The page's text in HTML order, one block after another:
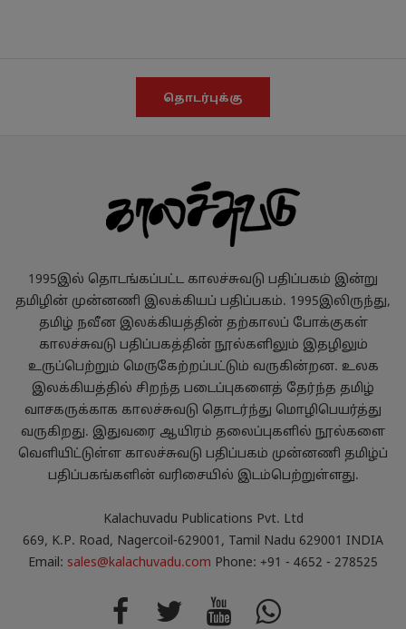
தொடர்புக்கு
1995இல் தொடங்கப்பட்ட காலச்சுவடு பதிப்பகம் இன்று
தமிழின் முன்னணி இலக்கியப் பதிப்பகம். 1995இலிருந்து,
தமிழ் நவீன இலக்கியத்தின் தற்காலப் போக்குகள்
காலச்சுவடு பதிப்பகத்தின் நூல்களிலும் இதழிலும்
உருப்பெற்றும் மெருகேற்றப்பட்டும் வருகின்றன. உலக
இலக்கியத்தில் சிறந்த படைப்புகளைத் தேர்ந்த தமிழ்
வாசகருக்காக காலச்சுவடு தொடர்ந்து மொழிபெயர்த்து
வருகிறது. இதுவரை ஆயிரம் தலைப்புகளில் நூல்களை
வெளியிட்டுள்ள காலச்சுவடு பதிப்பகம் முன்னணி தமிழ்ப்
பதிப்பகங்களின் வரிசையில் இடம்பெற்றுள்ளது.
Kalachuvadu Publications Pvt. Ltd
669, K.P. Road, Nagercoil-629001, Tamil Nadu 629001 INDIA
Email: sales@kalachuvadu.com Phone: +91 - 4652 - 278525